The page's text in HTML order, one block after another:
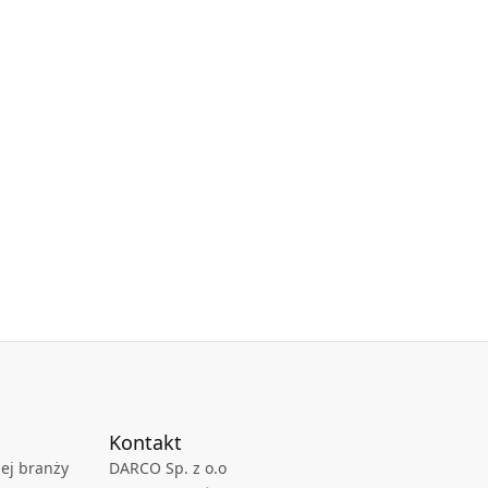
branży
Kontakt
DARCO Sp. z o.o